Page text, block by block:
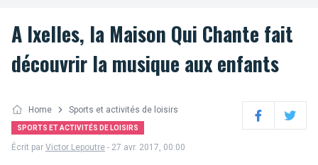
A Ixelles, la Maison Qui Chante fait
découvrir la musique aux enfants
Home Sports et activités de loisirs
SPORTS ET ACTIVITÉS DE LOISIRS FacebookTwitter
Écrit par Victor Lepoutre - 27 avr. 2017, 00:00